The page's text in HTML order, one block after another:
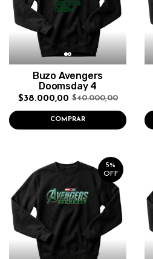
Buzo Avengers
Doomsday 4
$38.000,00 $40.000,00
COMPRAR
5%
OFF